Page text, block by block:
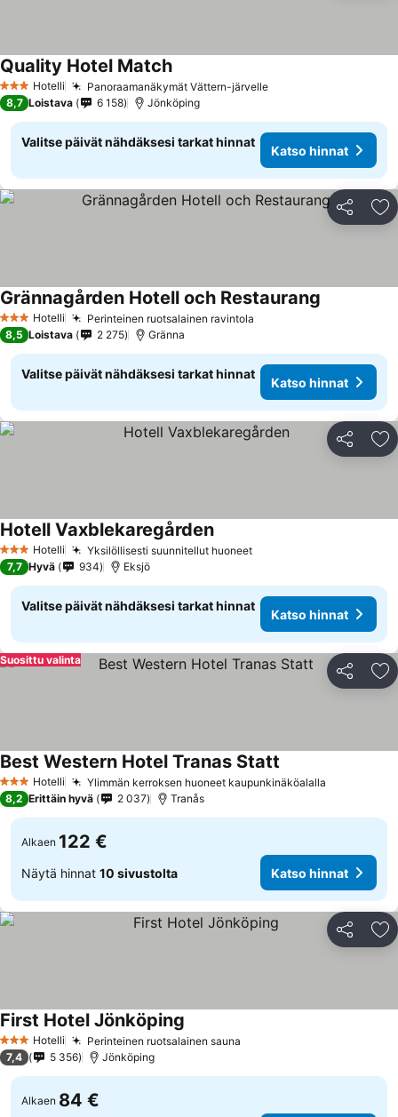
3 Tähtiluokitus
Hotelli Panoraamanäkymät Vättern-järvelle
Quality Hotel Match
8,7 Loistava 6 158 Jönköping
Valitse päivät nähdäksesi tarkat hinnat
Katso hinnat
Jaa
3 Tähtiluokitus
Hotelli Perinteinen ruotsalainen ravintola
Grännagården Hotell och Restaurang
8,5 Loistava 2 275 Gränna
Valitse päivät nähdäksesi tarkat hinnat
Katso hinnat
Jaa
3 Tähtiluokitus
Hotelli Yksilöllisesti suunnitellut huoneet
Hotell Vaxblekaregården
7,7 Hyvä 934 Eksjö
Valitse päivät nähdäksesi tarkat hinnat
Katso hinnat
Jaa
Suosittu valinta
3 Tähtiluokitus
Hotelli Ylimmän kerroksen huoneet kaupunkinäköalalla
Best Western Hotel Tranas Statt
8,2 Erittäin hyvä 2 037 Tranås
Alkaen 122 €
Näytä hinnat 10 sivustolta Katso hinnat
Jaa
3 Tähtiluokitus
Hotelli Perinteinen ruotsalainen sauna
First Hotel Jönköping
7,4 5 356 Jönköping
Alkaen 84 €